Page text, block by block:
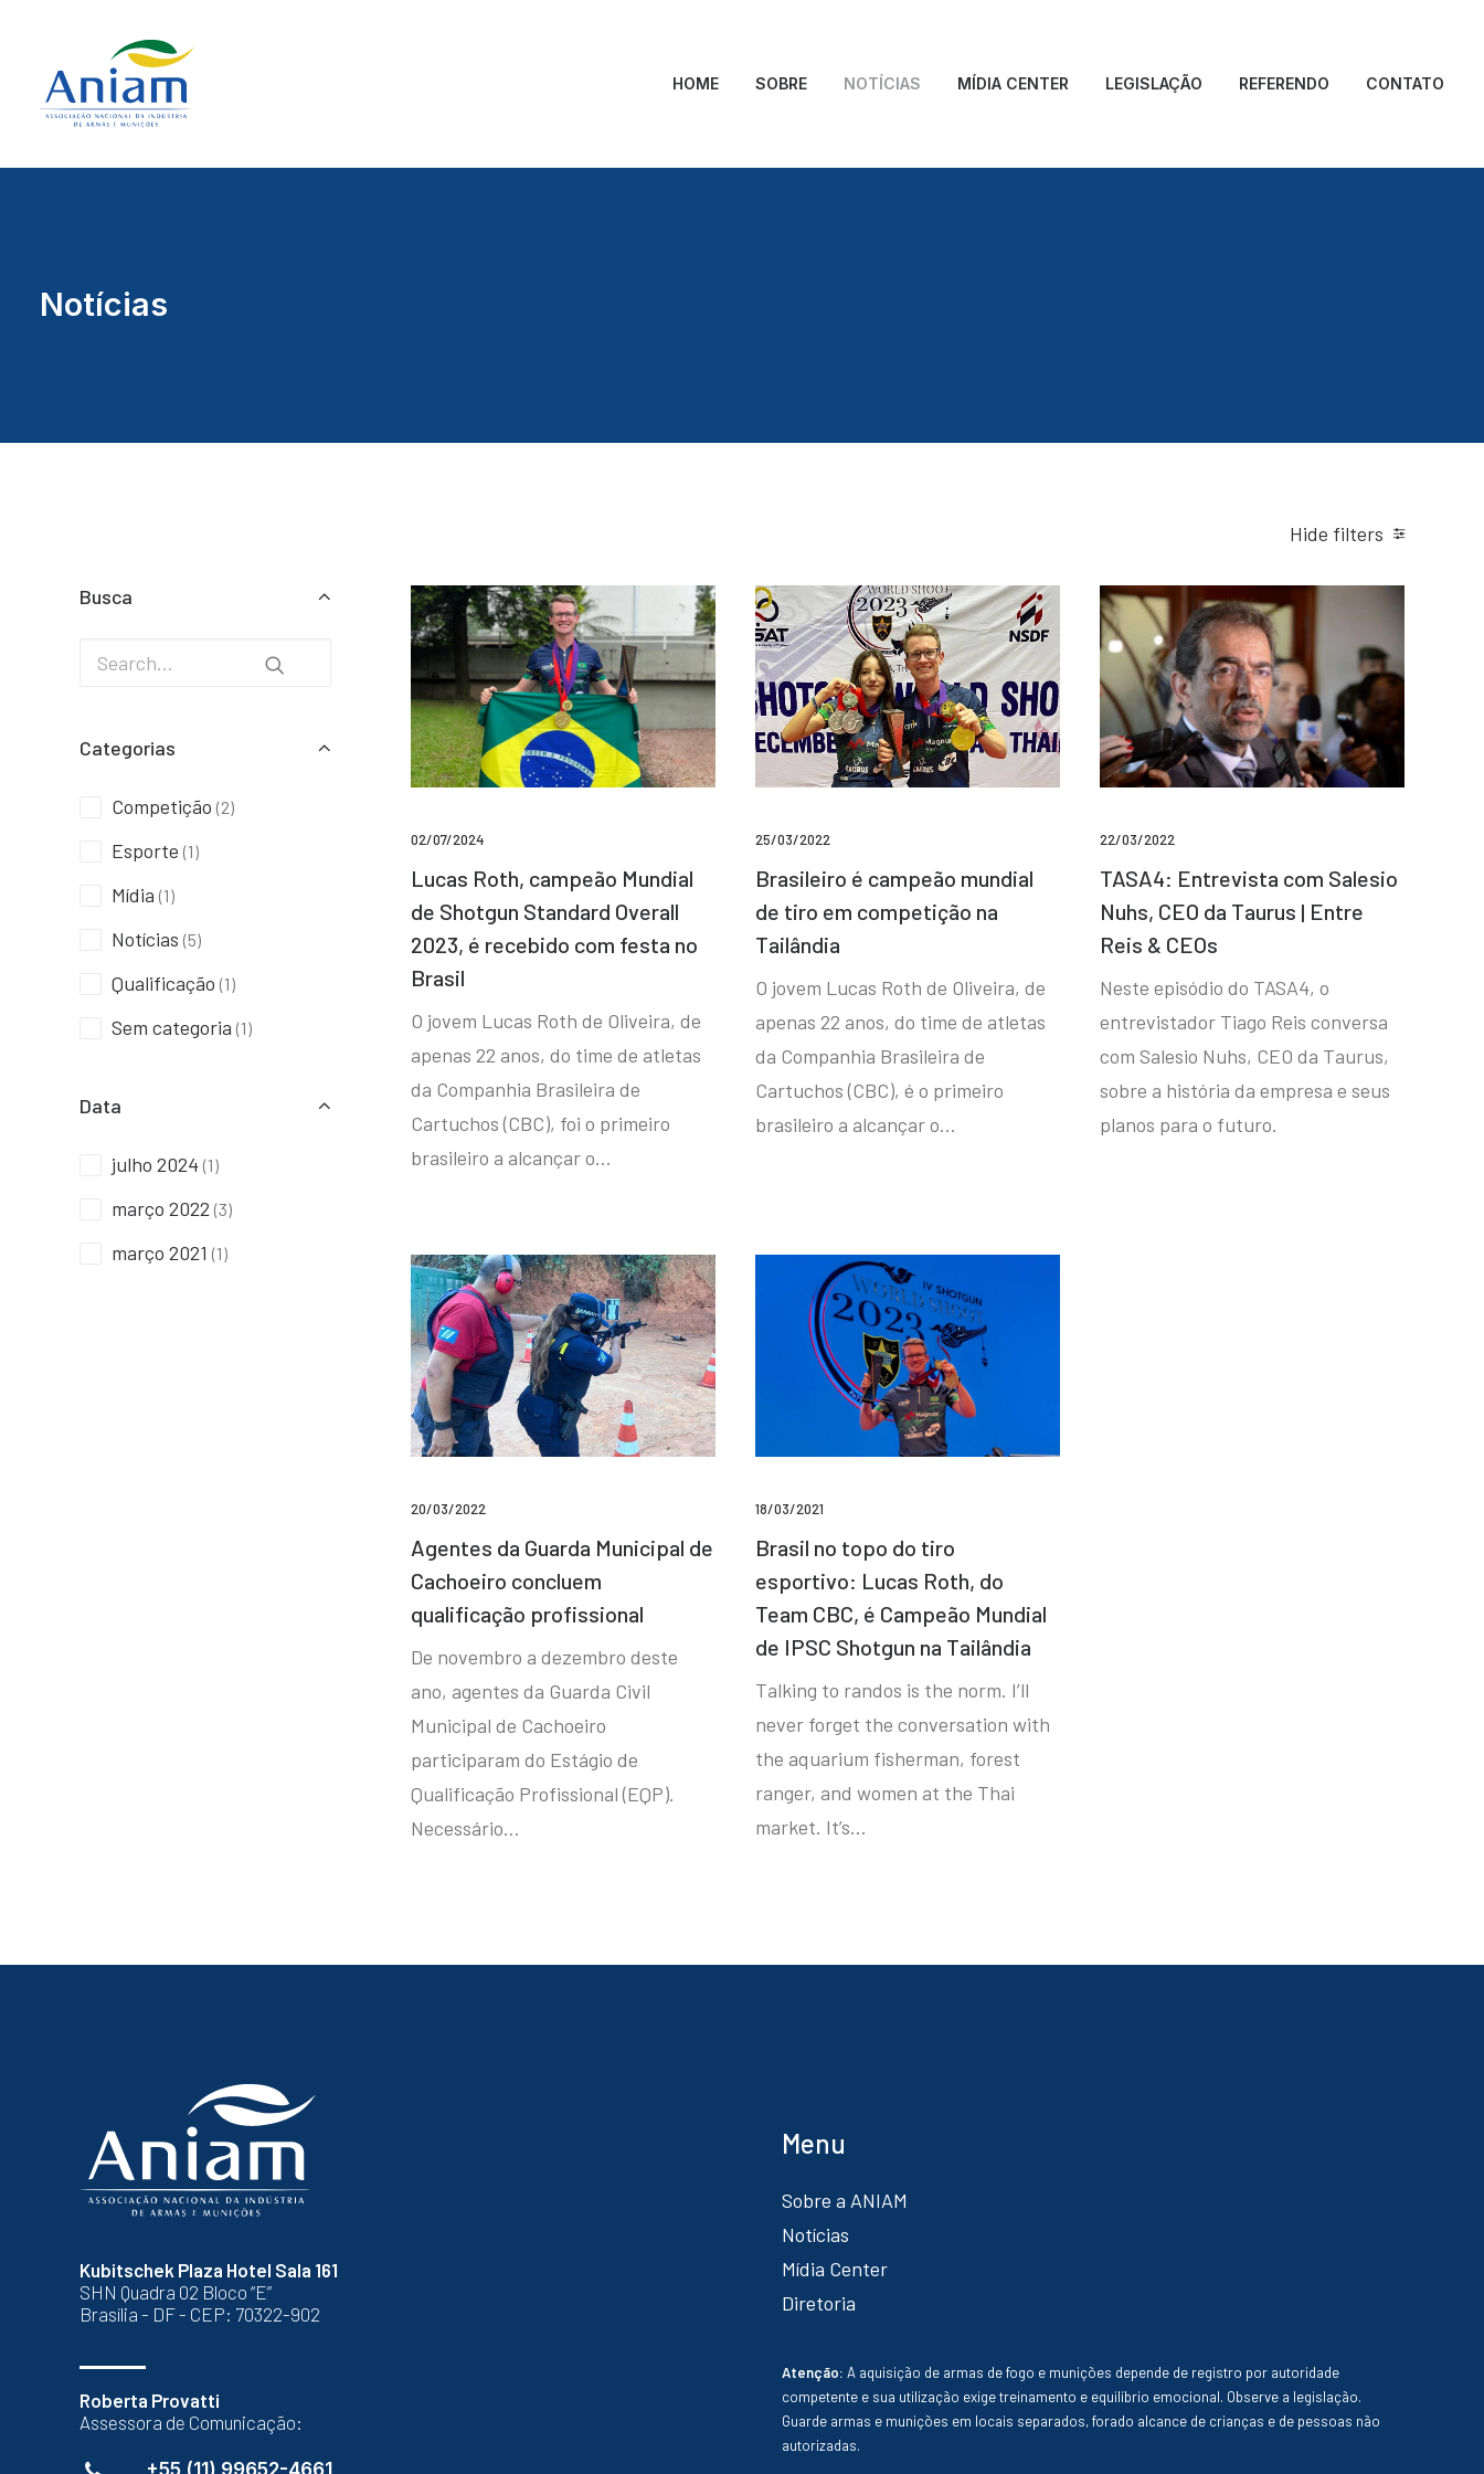
HOME SOBRE NOTÍCIAS MÍDIA CENTER LEGISLAÇÃO REFERENDO CONTATO
Notícias
Hide filters
Busca
Categorias
Competição (2)
Esporte (1)
Mídia (1)
Notícias (5)
Qualificação (1)
Sem categoria (1)
Data
julho 2024 (1)
março 2022 (3)
março 2021 (1)
02/07/2024
Lucas Roth, campeão Mundial
de Shotgun Standard Overall
2023, é recebido com festa no
Brasil
O jovem Lucas Roth de Oliveira, de
apenas 22 anos, do time de atletas
da Companhia Brasileira de
Cartuchos (CBC), foi o primeiro
brasileiro a alcançar o…
25/03/2022
Brasileiro é campeão mundial
de tiro em competição na
Tailândia
O jovem Lucas Roth de Oliveira, de
apenas 22 anos, do time de atletas
da Companhia Brasileira de
Cartuchos (CBC), é o primeiro
brasileiro a alcançar o…
22/03/2022
TASA4: Entrevista com Salesio
Nuhs, CEO da Taurus | Entre
Reis & CEOs
Neste episódio do TASA4, o
entrevistador Tiago Reis conversa
com Salesio Nuhs, CEO da Taurus,
sobre a história da empresa e seus
planos para o futuro.
20/03/2022
Agentes da Guarda Municipal de
Cachoeiro concluem
qualificação profissional
De novembro a dezembro deste
ano, agentes da Guarda Civil
Municipal de Cachoeiro
participaram do Estágio de
Qualificação Profissional (EQP).
Necessário…
18/03/2021
Brasil no topo do tiro
esportivo: Lucas Roth, do
Team CBC, é Campeão Mundial
de IPSC Shotgun na Tailândia
Talking to randos is the norm. I’ll
never forget the conversation with
the aquarium fisherman, forest
ranger, and women at the Thai
market. It’s…
Kubitschek Plaza Hotel Sala 161
SHN Quadra 02 Bloco “E”
Brasília - DF - CEP: 70322-902
Roberta Provatti
Assessora de Comunicação:
+55 (11) 99652-4661
Menu
Sobre a ANIAM
Notícias
Mídia Center
Diretoria
Atenção: A aquisição de armas de fogo e munições depende de registro por autoridade
competente e sua utilização exige treinamento e equilíbrio emocional. Observe a legislação.
Guarde armas e munições em locais separados, forado alcance de crianças e de pessoas não
autorizadas.